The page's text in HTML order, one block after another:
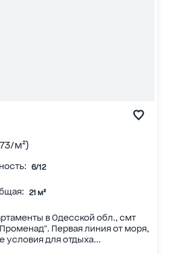
м²)
6/12
21 м²
в Одесской обл., смт
Первая линия от моря,
условия для отдыха...